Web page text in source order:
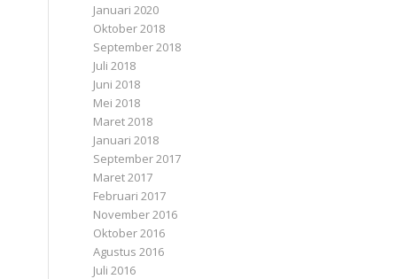
Januari 2020
Oktober 2018
September 2018
Juli 2018
Juni 2018
Mei 2018
Maret 2018
Januari 2018
September 2017
Maret 2017
Februari 2017
November 2016
Oktober 2016
Agustus 2016
Juli 2016